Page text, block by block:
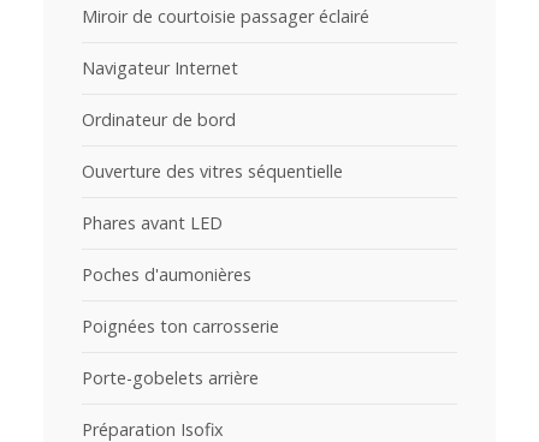
Miroir de courtoisie passager éclairé
Navigateur Internet
Ordinateur de bord
Ouverture des vitres séquentielle
Phares avant LED
Poches d'aumonières
Poignées ton carrosserie
Porte-gobelets arrière
Préparation Isofix